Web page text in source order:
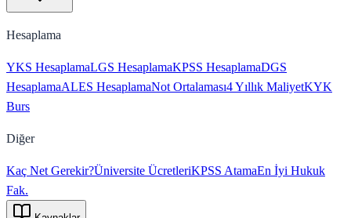
Hesaplama
YKS HesaplamaLGS HesaplamaKPSS HesaplamaDGS
HesaplamaALES HesaplamaNot Ortalaması4 Yıllık MaliyetKYK
Burs
Diğer
Kaç Net Gerekir?Üniversite ÜcretleriKPSS AtamaEn İyi Hukuk
Fak.